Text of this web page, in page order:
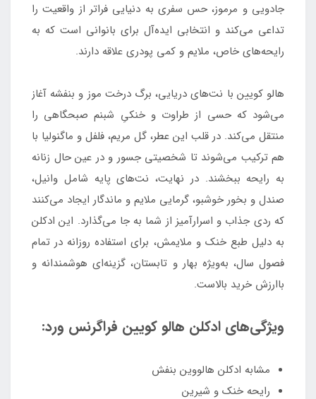
جادویی و مرموز، حس سفری به دنیایی فراتر از واقعیت را
تداعی می‌کند و انتخابی ایده‌آل برای بانوانی است که به
رایحه‌های خاص، ملایم و کمی پودری علاقه دارند.
هالو کویین با نت‌های دریایی، برگ درخت موز و بنفشه آغاز
می‌شود که حسی از طراوت و خنکیِ شبنم صبحگاهی را
منتقل می‌کند. در قلب این عطر، گل مریم، فلفل و ماگنولیا با
هم ترکیب می‌شوند تا شخصیتی جسور و در عین حال زنانه
به رایحه ببخشند. در نهایت، نت‌های پایه شامل وانیل،
صندل و بخور خوشبو، گرمایی ملایم و ماندگار ایجاد می‌کنند
که ردی جذاب و اسرارآمیز از شما به جا می‌گذارد. این ادکلن
به دلیل طبع خنک و ملایمش، برای استفاده روزانه در تمام
فصول سال، به‌ویژه بهار و تابستان، گزینه‌ای هوشمندانه و
باارزش خرید بالاست.
ویژگی‌های ادکلن هالو کویین فراگرنس ورد:
مشابه ادکلن هالووین بنفش
رایحه خنک و شیرین